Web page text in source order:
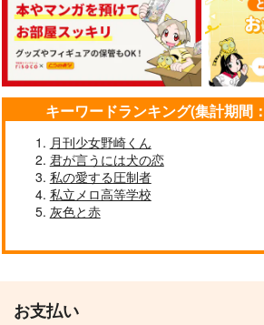
ハッピーエンディング
ソング02
nini
1,415円
クロエ
サンプル
作品詳細
約束はしない恋
てくてく
3,144円（税込）
ミスラ×真木晶♂
サンプル
【表紙紙違い】かいた
ちーむにくきゅう！
550 （税込）
オールキャラ
ちーむにくきゅう！
847 （税込）
キーワードランキング(集計期間
月刊少女野崎くん
君が言うには犬の恋
私の愛する圧制者
私立メロ高等学校
灰色と赤
お支払い